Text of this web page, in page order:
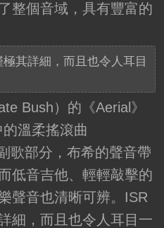
整個音域，具有豐富的
其詳細，而且也令人耳目
Bush）的《Aerial》
溫柔搖滾曲
歌部分，布希的聲音帶
低音吉他、輕輕敲擊的
聲音也清晰可辨。ISR
細，而且也令人耳目一